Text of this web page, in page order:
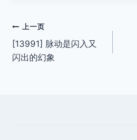
文
章
上一页
[13991] 脉动是闪入又
闪出的幻象